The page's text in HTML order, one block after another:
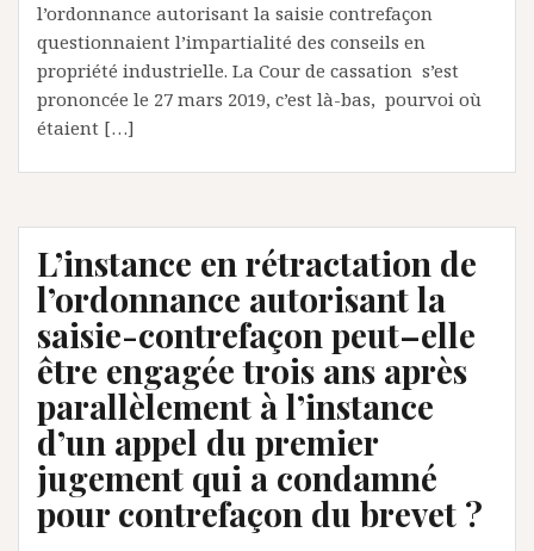
l’ordonnance autorisant la saisie contrefaçon
questionnaient l’impartialité des conseils en
propriété industrielle. La Cour de cassation s’est
prononcée le 27 mars 2019, c’est là-bas, pourvoi où
étaient […]
L’instance en rétractation de
l’ordonnance autorisant la
saisie-contrefaçon peut–elle
être engagée trois ans après
parallèlement à l’instance
d’un appel du premier
jugement qui a condamné
pour contrefaçon du brevet ?